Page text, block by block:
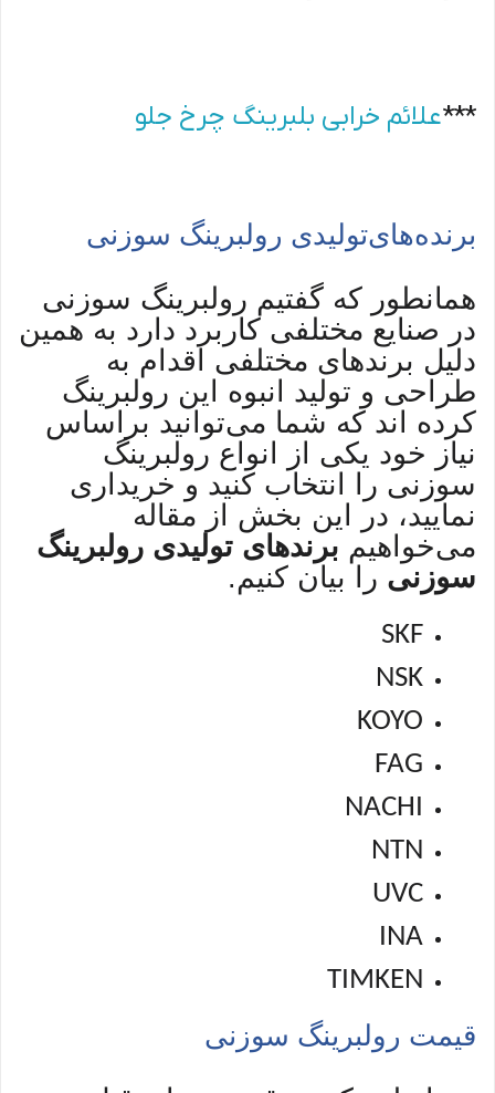
***علائم خرابی بلبرینگ چرخ جلو
برنده‌هایتولیدی رولبرینگ سوزنی
همانطور که گفتیم رولبرینگ سوزنی
در صنایع مختلفی کاربرد دارد به همین
دلیل برند‌های مختلفی اقدام به
طراحی و تولید انبوه این رولبرینگ
کرده اند که شما می‌توانید براساس
نیاز خود یکی از انواع رولبرینگ
سوزنی را انتخاب کنید و خریداری
نمایید، در این بخش از مقاله
می‌خواهیم برندهای تولیدی رولبرینگ
سوزنی را بیان کنیم.
SKF
NSK
KOYO
FAG
NACHI
NTN
UVC
INA
TIMKEN
قیمت رولبرینگ سوزنی